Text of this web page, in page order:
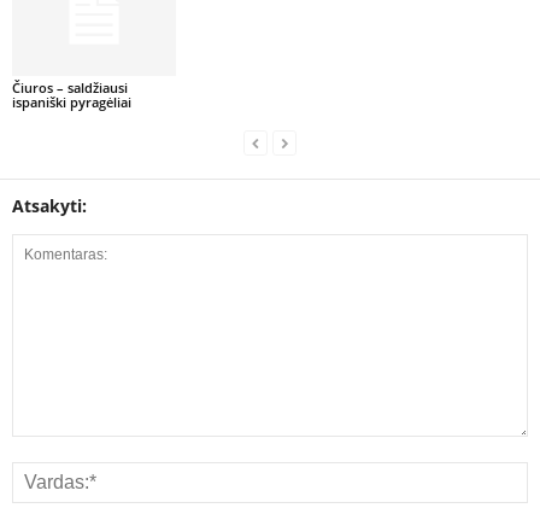
Čiuros – saldžiausi
ispaniški pyragėliai
Atsakyti: